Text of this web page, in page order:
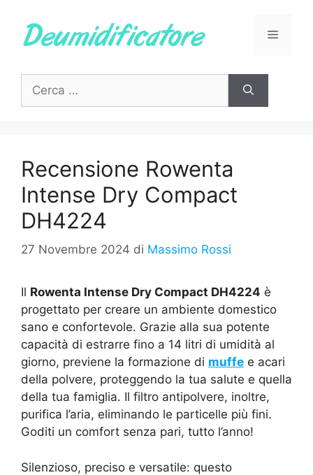
contenuto
Menu
per:
Recensione Rowenta
Intense Dry Compact
DH4224
27 Novembre 2024 di Massimo Rossi
Il Rowenta Intense Dry Compact DH4224 è
progettato per creare un ambiente domestico
sano e confortevole. Grazie alla sua potente
capacità di estrarre fino a 14 litri di umidità al
giorno, previene la formazione di muffe e acari
della polvere, proteggendo la tua salute e quella
della tua famiglia. Il filtro antipolvere, inoltre,
purifica l’aria, eliminando le particelle più fini.
Goditi un comfort senza pari, tutto l’anno!
Silenzioso, preciso e versatile: questo